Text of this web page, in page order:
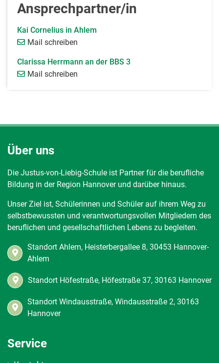
Ansprechpartner/in
Kai Cornelius in Ahlem
Mail schreiben
Clarissa Herrmann an der BBS 3
Mail schreiben
Über uns
Die Justus-von-Liebig-Schule ist Partner für die berufliche
Bildung in der Region Hannover und darüber hinaus.
Unser Ziel ist, Schülerinnen und Schüler auf ihrem Weg zu
selbstbewussten und verantwortungsvollen Mitgliedern des
beruflichen und gesellschaftlichen Lebens zu begleiten.
Standort Ahlem, Heisterbergallee 8, 30453 Hannover-
Ahlem
Standort Höfestraße, Höfestraße 37, 30163 Hannover
Standort Windausstraße, Windausstraße 2, 30163
Hannover
Service